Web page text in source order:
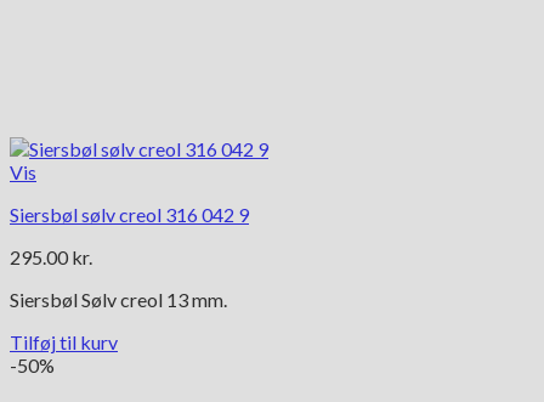
Vis
Siersbøl sølv creol 316 042 9
295.00 kr.
Siersbøl Sølv creol 13 mm.
Tilføj til kurv
-50%